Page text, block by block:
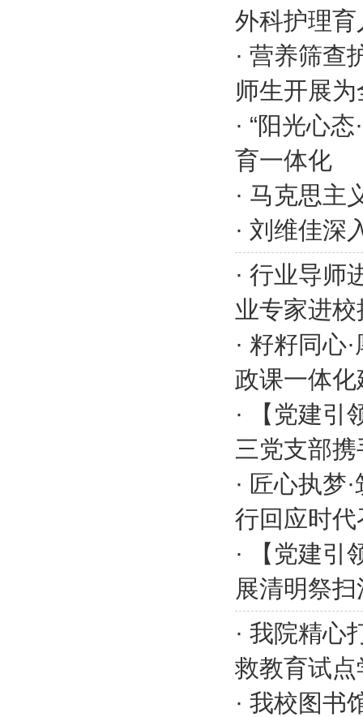
外科护理
· 营养筛查
师生开展
· “阳光心
育一体化
· 马克思主
· 刘维佳深
· 行业导师
业专家进校
· 籽籽同心
政课一体
·
【党建
三党支部
· 匠心执梦
行回应时代
·
【党建
展清明祭
· 我院精心
救教育试
· 我校图书